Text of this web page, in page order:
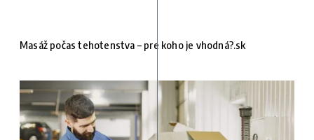
Masáž počas tehotenstva – pre koho je vhodná?.sk